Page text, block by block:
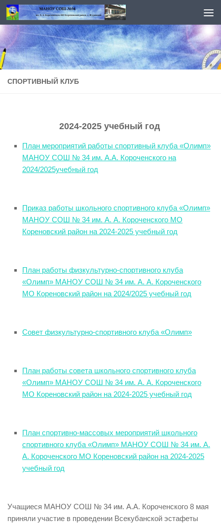
Перейти к содержимому
СПОРТИВНЫЙ КЛУБ
2024-2025 учебный год
План мероприятий работы спортивный клуба «Олимп»
МАНОУ СОШ № 34 им. А.А. Короченского на
2024/2025учебный год
Приказ работы школьного спортивного клуба «Олимп»
МАНОУ СОШ № 34 им. А. А. Короченского МО
Кореновский район на 2024-2025 учебный год
План работы физкультурно-спортивного клуба
«Олимп» МАНОУ СОШ № 34 им. А. А. Короченского
МО Кореновский район на 2024/2025 учебный год
Совет физкультурно-спортивного клуба «Олимп»
План работы совета школьного спортивного клуба
«Олимп» МАНОУ СОШ № 34 им. А. А. Короченского
МО Кореновский район на 2024-2025 учебный год
План спортивно-массовых мероприятий школьного
спортивного клуба «Олимп» МАНОУ СОШ № 34 им. А.
А. Короченского МО Кореновский район на 2024-2025
учебный год
Учащиеся МАНОУ СОШ № 34 им. А.А. Короченского 8 мая
приняли участие в проведении Всекубанской эстафеты